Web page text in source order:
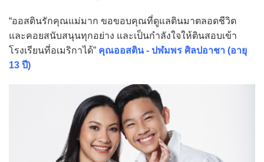
“ออสตินรักคุณแม่มาก ขอขอบคุณที่ดูแลตินมาตลอดชีวิต
และคอยสนับสนุนทุกอย่าง และเป็นกำลังใจให้ตินสอบเข้า
โรงเรียนที่อเมริกาได้” คุณออสติน - ปฬมพร ศิลปอาชา (อายุ
13 ปี)